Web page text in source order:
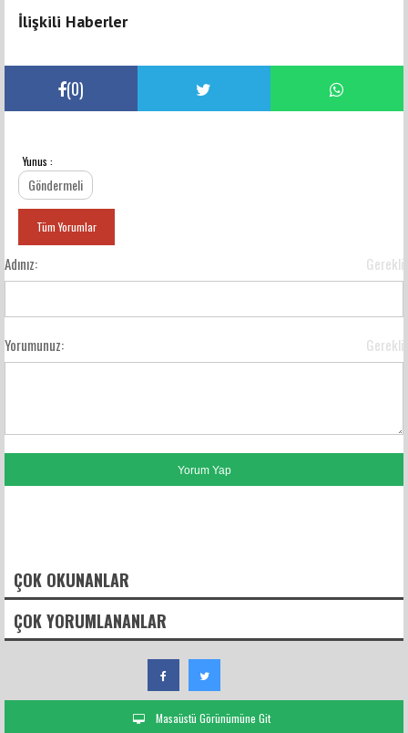
İlişkili Haberler
(0)
YORUMLAR
Yunus :
Göndermeli
Tüm Yorumlar
Adınız: Gerekli
Yorumunuz: Gerekli
ÇOK OKUNANLAR
ÇOK YORUMLANANLAR
Masaüstü Görünümüne Git